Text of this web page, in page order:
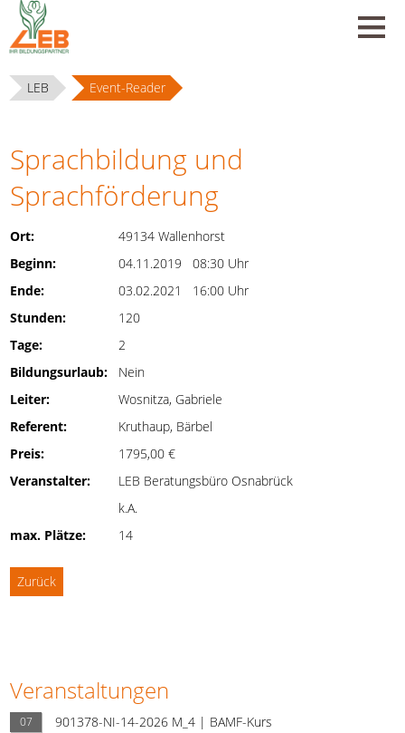
LEB Event-Reader
Sprachbildung und
Sprachförderung
Ort:
49134 Wallenhorst
Beginn:
04.11.2019 08:30 Uhr
Ende:
03.02.2021 16:00 Uhr
Stunden:
120
Tage:
2
Bildungsurlaub:
Nein
Leiter:
Wosnitza, Gabriele
Referent:
Kruthaup, Bärbel
Preis:
1795,00 €
Veranstalter:
LEB Beratungsbüro Osnabrück
k.A.
max. Plätze:
14
Zurück
Veranstaltungen
07
901378-NI-14-2026 M_4 | BAMF-Kurs